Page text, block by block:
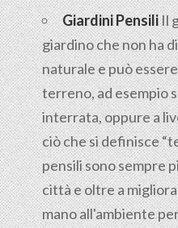
Giardini PensiliIl
giardino che non ha
naturale e può
terreno, ad esempio
interrata, oppure a
ciò che si definisce
pensili sono sempre
città e oltre a
mano all'ambiente